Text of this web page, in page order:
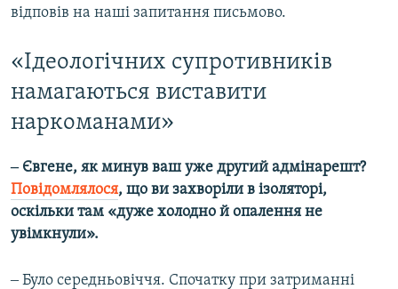
відповів на наші запитання письмово.
«Ідеологічних супротивників
намагаються виставити
наркоманами»
‒ Євгене, як минув ваш уже другий адмінарешт?
Повідомлялося, що ви захворіли в ізоляторі,
оскільки там «дуже холодно й опалення не
увімкнули».
‒ Було середньовіччя. Спочатку при затриманні